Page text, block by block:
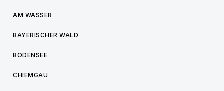
AM WASSER
BAYERISCHER WALD
BODENSEE
CHIEMGAU